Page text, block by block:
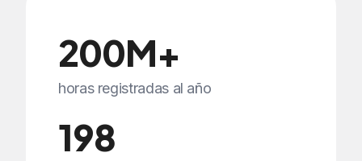
200M+
horas registradas al año
198